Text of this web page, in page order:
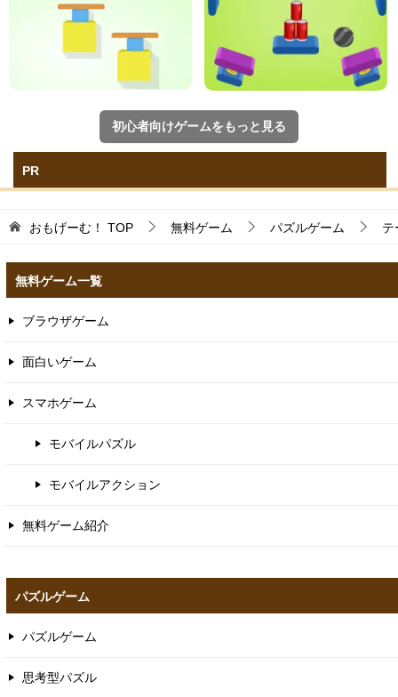
初心者向けゲームをもっと見る
PR
おもげーむ！ TOP 無料ゲーム パズルゲーム テ
無料ゲーム一覧
ブラウザゲーム
面白いゲーム
スマホゲーム
モバイルパズル
モバイルアクション
無料ゲーム紹介
パズルゲーム
パズルゲーム
思考型パズル